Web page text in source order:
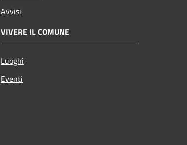
Avvisi
VIVERE IL COMUNE
Luoghi
Eventi